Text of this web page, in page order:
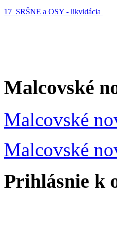
17_SRŠNE a OSY - likvidácia
Malcovské
Malcovské
Malcovské
Prihlásnie k